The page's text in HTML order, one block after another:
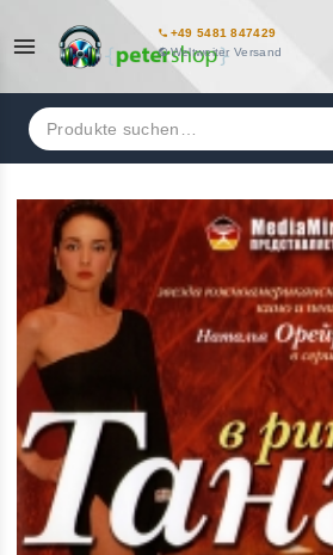
+49 5481 847429
Weltweiter Versand
Suchen
nach: